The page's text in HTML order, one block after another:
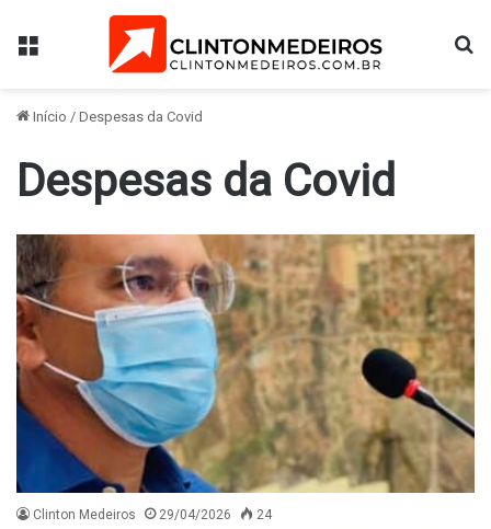
Menu
Início / Despesas da Covid
Despesas da Covid
Clinton Medeiros 29/04/2026 24